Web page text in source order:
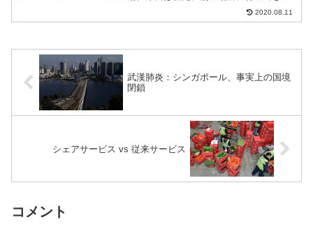
2020.08.11
武漢肺炎：シンガポール、事実上の国境
閉鎖
シェアサービス vs 従来サービス
コメント